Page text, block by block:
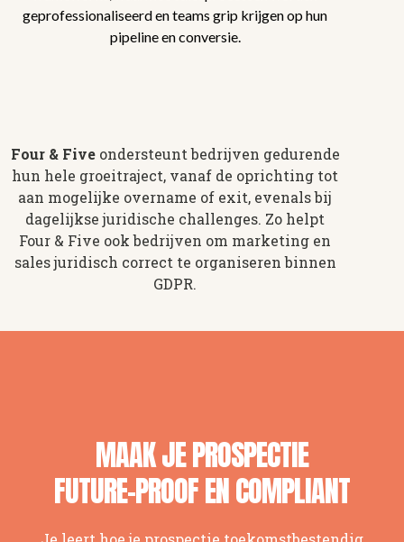
geprofessionaliseerd en teams grip krijgen op hun
pipeline en conversie.
Four & Fiveondersteunt bedrijven gedurende
hun hele groeitraject, vanaf de oprichting tot
aan mogelijke overname of exit, evenals bij
dagelijkse juridische challenges. Zo helpt
Four & Five ook bedrijven om marketing en
sales juridisch correct te organiseren binnen
GDPR.
MAAK JE PROSPECTIE
FUTURE-PROOF EN COMPLIANT